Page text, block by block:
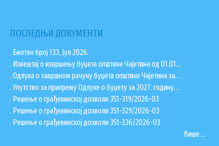
ПОСЛЕДЊИ ДОКУМЕНТИ
. Билтен број 133, Јул 2026.
. Извештај о извршењу буџета општине Чајетина од 01.01…
. Одлука о завршном рачуну буџета општине Чајетина за…
. Упутство за припрему Одлуке о буџету за 2027. годину…
. Решење о грађевинској дозволи 351-319/2026-03
. Решење о грађевинској дозволи 351-329/2026-03
. Решење о грађевинској дозволи 351-336/2026-03
Више ...